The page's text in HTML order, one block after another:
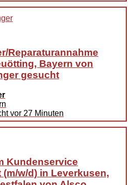
Reparaturannahme
Bayern von
gesucht
vor 27 Minuten
Kundenservice
w/d) in Leverkusen,